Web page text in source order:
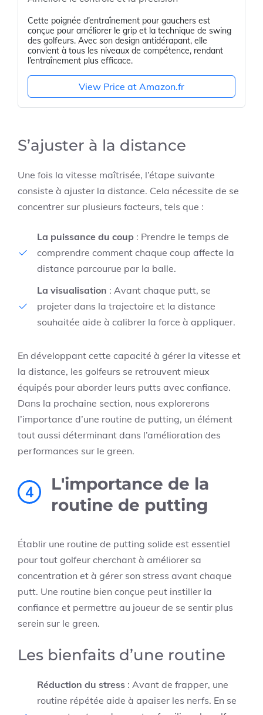
Cette poignée d’entraînement pour gauchers est
conçue pour améliorer le grip et la technique de swing
des golfeurs. Avec son design antidérapant, elle
convient à tous les niveaux de compétence, rendant
l’entraînement plus efficace.
View Price at Amazon.fr
S’ajuster à la distance
Une fois la vitesse maîtrisée, l’étape suivante
consiste à ajuster la distance. Cela nécessite de se
concentrer sur plusieurs facteurs, tels que :
La puissance du coup : Prendre le temps de
comprendre comment chaque coup affecte la
distance parcourue par la balle.
La visualisation : Avant chaque putt, se
projeter dans la trajectoire et la distance
souhaitée aide à calibrer la force à appliquer.
En développant cette capacité à gérer la vitesse et
la distance, les golfeurs se retrouvent mieux
équipés pour aborder leurs putts avec confiance.
Dans la prochaine section, nous explorerons
l’importance d’une routine de putting, un élément
tout aussi déterminant dans l’amélioration des
performances sur le green.
4
L'importance de la
routine de putting
Établir une routine de putting solide est essentiel
pour tout golfeur cherchant à améliorer sa
concentration et à gérer son stress avant chaque
putt. Une routine bien conçue peut instiller la
confiance et permettre au joueur de se sentir plus
serein sur le green.
Les bienfaits d’une routine
Réduction du stress : Avant de frapper, une
routine répétée aide à apaiser les nerfs. En se